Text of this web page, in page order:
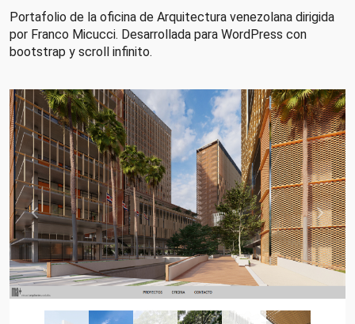
Portafolio de la oficina de Arquitectura venezolana dirigida
por Franco Micucci. Desarrollada para WordPress con
bootstrap y scroll infinito.